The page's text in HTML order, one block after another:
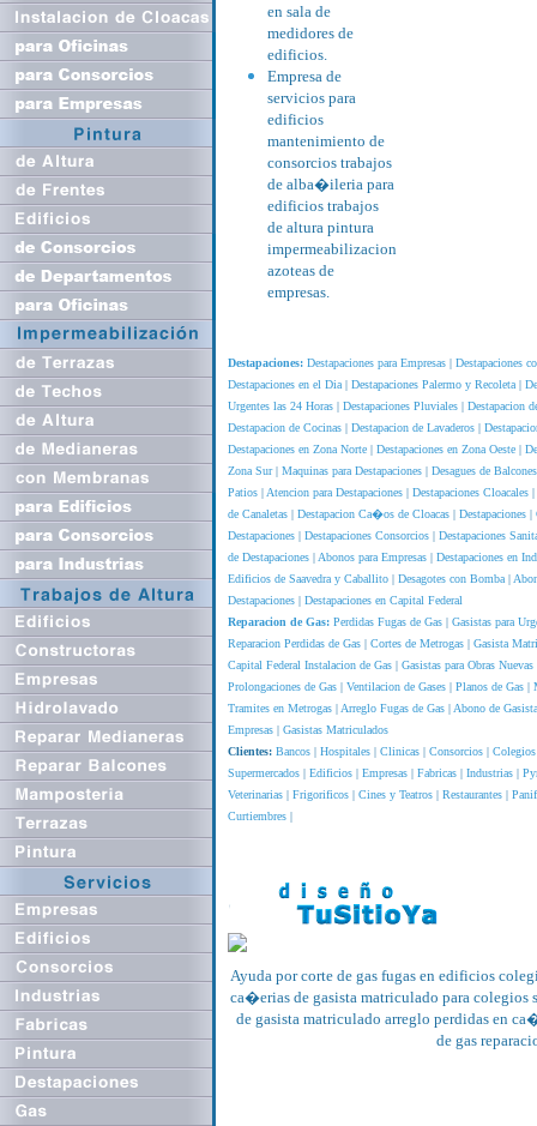
en sala de
medidores de
edificios.
Empresa de
servicios para
edificios
mantenimiento de
consorcios trabajos
de alba�ileria para
edificios trabajos
de altura pintura
impermeabilizacion
azoteas de
empresas.
Destapaciones: Destapaciones para Empresas | Destapaciones
Destapaciones en el Dia | Destapaciones Palermo y Recoleta |
Urgentes las 24 Horas | Destapaciones Pluviales | Destapacion
Destapacion de Cocinas | Destapacion de Lavaderos |
Destapaciones en Zona Norte | Destapaciones en Zona Oeste |
Zona Sur| Maquinas para Destapaciones | Desagues de Balcones
Patios | Atencion para Destapaciones | Destapaciones Cloacales |
de Canaletas | Destapacion Ca�os de Cloacas | Destapaciones |
Destapaciones | Destapaciones Consorcios | Destapaciones
de Destapaciones | Abonos para Empresas | Destapaciones en
Edificios de Saavedra y Caballito | Desagotes con Bomba |
Destapaciones | Destapaciones en Capital Federal
Reparacion de Gas: Perdidas Fugas de Gas | Gasistas para
Reparacion Perdidas de Gas | Cortes de Metrogas | Gasista
Capital Federal Instalacion de Gas | Gasistas para Obras Nuevas
Prolongaciones de Gas | Ventilacion de Gases | Planos de Gas |
Tramites en Metrogas | Arreglo Fugas de Gas | Abono de
Empresas | Gasistas Matriculados
Clientes: Bancos | Hospitales | Clinicas | Consorcios | Colegios
Supermercados | Edificios | Empresas | Fabricas | Industrias |
Veterinarias | Frigorificos | Cines y Teatros | Restaurantes |
Curtiembres |
Ayuda por corte de gas fugas en edificios
ca�erias de gasista matriculado para
de gasista matriculado arreglo perdidas en
de gas